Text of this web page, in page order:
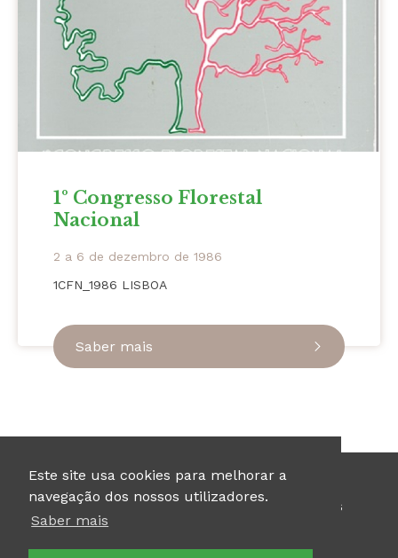
Este site usa cookies para melhorar a
navegação dos nossos utilizadores.
Saber mais
1º Congresso Florestal
Nacional
2 a 6 de dezembro de 1986
1CFN_1986 LISBOA
Saber mais
© Sociedade Portuguesa de Ciências Florestais 2026
Siga-nos: